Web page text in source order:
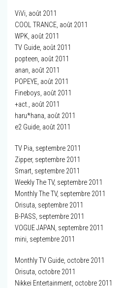
ViVi, août 2011
COOL TRANCE, août 2011
WPK, août 2011
TV Guide, août 2011
popteen, août 2011
anan, août 2011
POPEYE, août 2011
Fineboys, août 2011
+act., août 2011
haru*hana, août 2011
e2 Guide, août 2011
TV Pia, septembre 2011
Zipper, septembre 2011
Smart, septembre 2011
Weekly The TV, septembre 2011
Monthly The TV, septembre 2011
Orisuta, septembre 2011
B-PASS, septembre 2011
VOGUE JAPAN, septembre 2011
mini, septembre 2011
Monthly TV Guide, octobre 2011
Orisuta, octobre 2011
Nikkei Entertainment, octobre 2011